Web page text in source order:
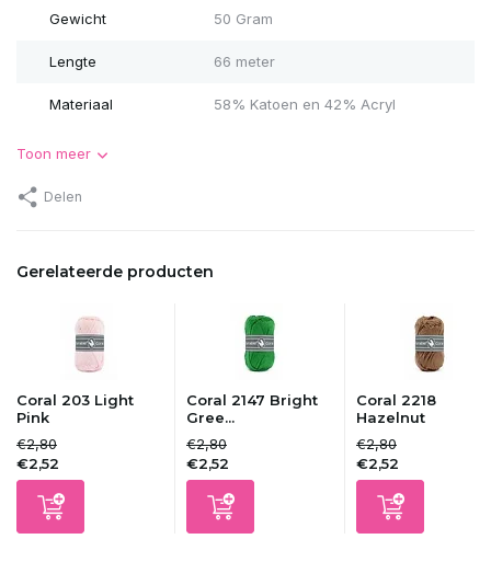
Gewicht 50 Gram
Lengte 66 meter
Materiaal 58% Katoen en 42% Acryl
Toon meer
Delen
Gerelateerde producten
Coral 203 Light
Pink
€2,80
€2,52
Coral 2147 Bright
Gree...
€2,80
€2,52
Coral 2218
Hazelnut
€2,80
€2,52